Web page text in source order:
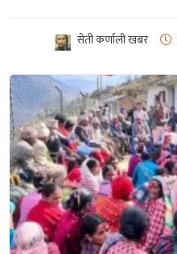
सेती कर्णाली खबर